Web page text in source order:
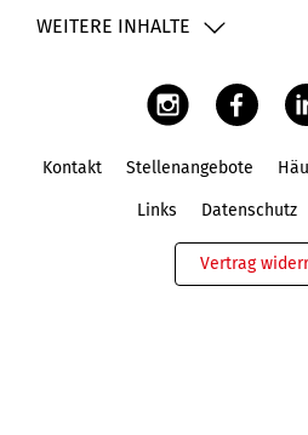
WEITERE INHALTE
Kontakt Stellenangebote
Links Datenschutz
Vertrag